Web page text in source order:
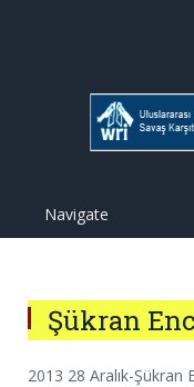
Navigate
Şükran
2013 28 Aralık-Şükran